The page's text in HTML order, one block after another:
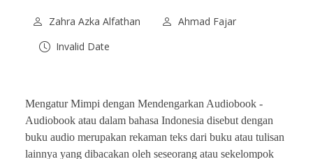
Zahra Azka Alfathan
Ahmad Fajar
Invalid Date
Mengatur Mimpi dengan Mendengarkan Audiobook -
Audiobook atau dalam bahasa Indonesia disebut dengan
buku audio merupakan rekaman teks dari buku atau tulisan
lainnya yang dibacakan oleh seseorang atau sekelompok